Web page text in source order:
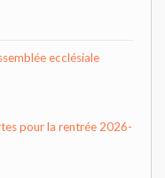
ecclésiale
pour la rentrée 2026-